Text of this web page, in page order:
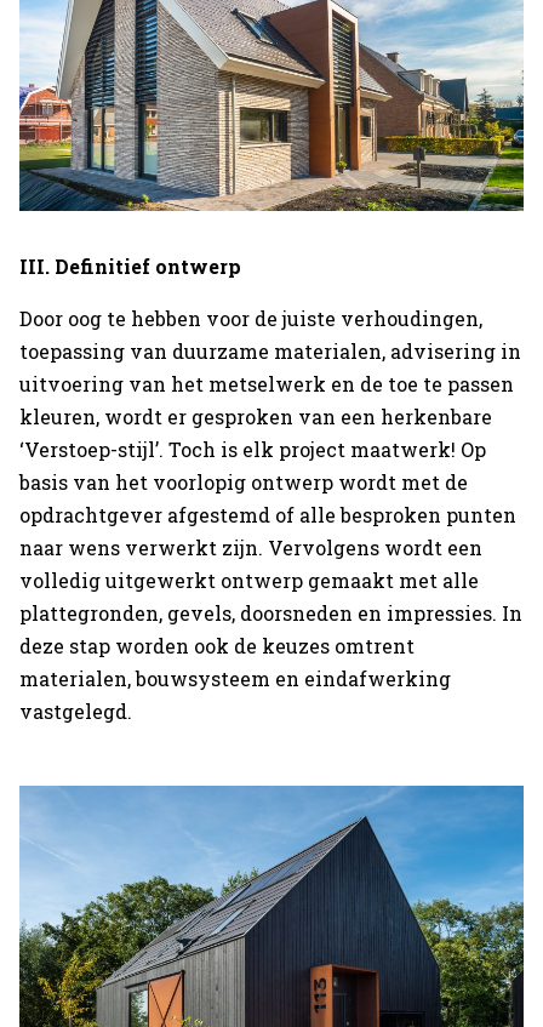
Home
Projecten
Expertises
Actueel
Over Verstoep
Neem contact op
Neem contact op
III. Definitief ontwerp
Door oog te hebben voor de juiste verhoudingen,
toepassing van duurzame materialen, advisering in
uitvoering van het metselwerk en de toe te passen
kleuren, wordt er gesproken van een herkenbare
‘Verstoep-stijl’. Toch is elk project maatwerk! Op
basis van het voorlopig ontwerp wordt met de
opdrachtgever afgestemd of alle besproken punten
naar wens verwerkt zijn. Vervolgens wordt een
volledig uitgewerkt ontwerp gemaakt met alle
plattegronden, gevels, doorsneden en impressies. In
deze stap worden ook de keuzes omtrent
materialen, bouwsysteem en eindafwerking
vastgelegd.